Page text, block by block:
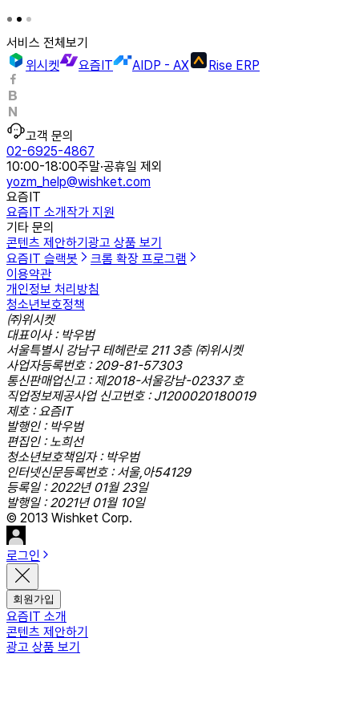
서비스 전체보기
위시켓
요즘IT AIDP - AX Rise ERP
고객 문의
02-6925-4867
10:00-18:00주말·공휴일 제외
yozm_help@wishket.com
요즘IT
요즘IT 소개작가 지원
기타 문의
콘텐츠 제안하기광고 상품 보기
요즘IT 슬랙봇
크롬 확장 프로그램
이용약관
개인정보 처리방침
청소년보호정책
㈜위시켓
대표이사 : 박우범
서울특별시 강남구 테헤란로 211 3층 ㈜위시켓
사업자등록번호 : 209-81-57303
통신판매업신고 : 제2018-서울강남-02337 호
직업정보제공사업 신고번호 : J1200020180019
제호 : 요즘IT
발행인 : 박우범
편집인 : 노희선
청소년보호책임자 : 박우범
인터넷신문등록번호 : 서울,아54129
등록일 : 2022년 01월 23일
발행일 : 2021년 01월 10일
© 2013 Wishket Corp.
로그인
회원가입
요즘IT 소개
콘텐츠 제안하기
광고 상품 보기